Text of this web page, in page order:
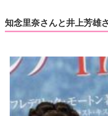
知念里奈さんと井上芳雄